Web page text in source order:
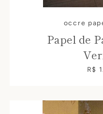
occre
Papel de
R$